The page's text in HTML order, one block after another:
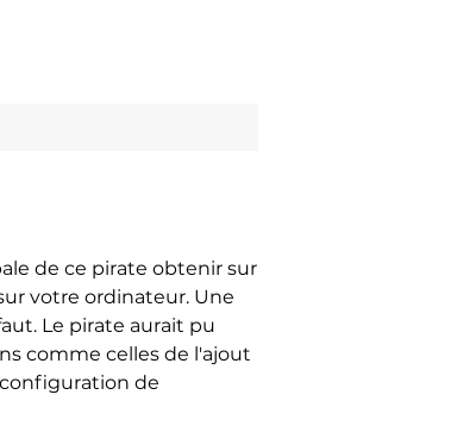
de ce pirate obtenir sur
votre ordinateur. Une
Le pirate aurait pu
comme celles de l'ajout
de